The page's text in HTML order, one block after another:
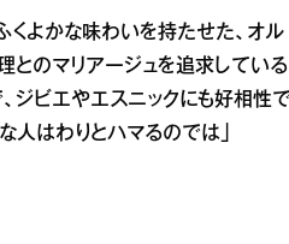
よかな味わいを持たせた、オル
とのマリアージュを追求している
ジビエやエスニックにも好相性
人はわりとハマるのでは」